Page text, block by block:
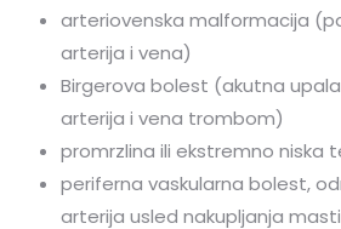
arteriovenska malformacija
arterija i vena)
Birgerova bolest (akutna
arterija i vena trombom)
promrzlina ili ekstremno niska
periferna vaskularna bolest,
arterija usled nakupljanja